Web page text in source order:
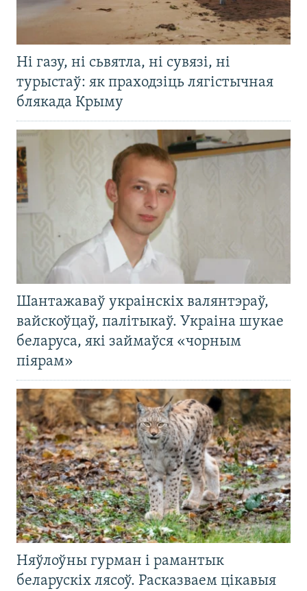
Ні газу, ні сьвятла, ні сувязі, ні
турыстаў: як праходзіць лягістычная
блякада Крыму
Шантажаваў украінскіх валянтэраў,
вайскоўцаў, палітыкаў. Украіна шукае
беларуса, які займаўся «чорным
піярам»
Няўлоўны гурман і рамантык
беларускіх лясоў. Расказваем цікавыя